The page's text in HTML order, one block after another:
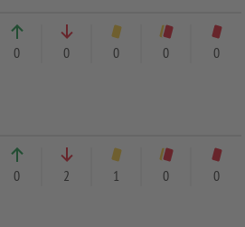
0 0 0 0 0
0 2 1 0 0